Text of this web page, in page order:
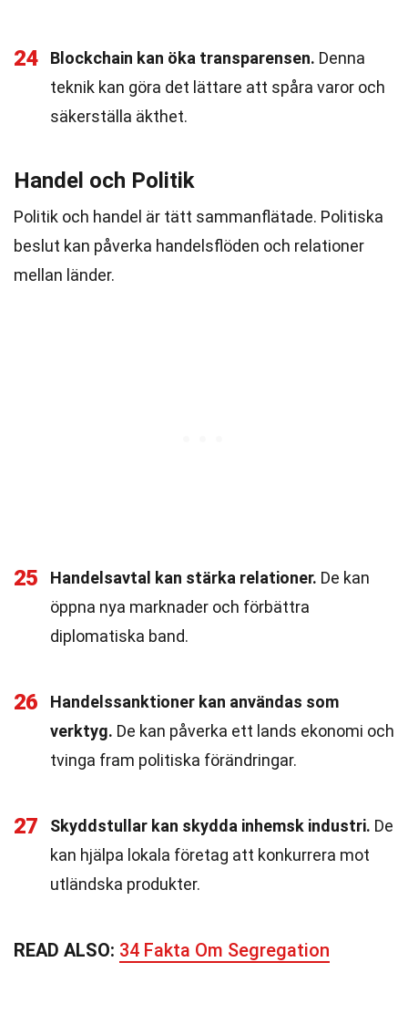
24 Blockchain kan öka transparensen. Denna
teknik kan göra det lättare att spåra varor och
säkerställa äkthet.
Handel och Politik
Politik och handel är tätt sammanflätade. Politiska
beslut kan påverka handelsflöden och relationer
mellan länder.
25 Handelsavtal kan stärka relationer. De kan
öppna nya marknader och förbättra
diplomatiska band.
26
Handelssanktioner kan användas som
verktyg. De kan påverka ett lands ekonomi och
tvinga fram politiska förändringar.
27 Skyddstullar kan skydda inhemsk industri. De
kan hjälpa lokala företag att konkurrera mot
utländska produkter.
READ ALSO: 34 Fakta Om Segregation